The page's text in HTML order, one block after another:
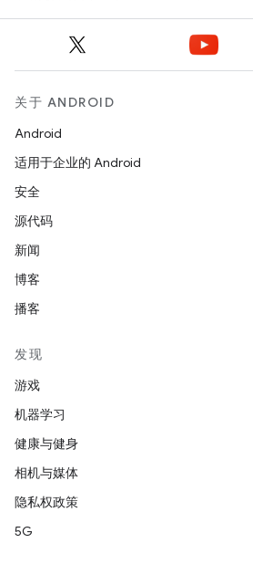
关于 ANDROID
Android
适用于企业的 Android
安全
源代码
新闻
博客
播客
发现
游戏
机器学习
健康与健身
相机与媒体
隐私权政策
5G